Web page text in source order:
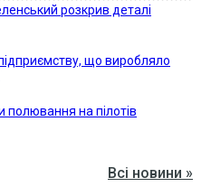
розкрив деталі
що виробляло
на пілотів
Всі новини »